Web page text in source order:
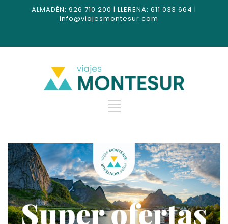
ALMADÉN: 926 710 200 | LLERENA: 611 033 664 |
info@viajesmontesur.com